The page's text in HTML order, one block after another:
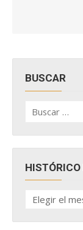
BUSCAR
por:
HISTÓRICO
DE